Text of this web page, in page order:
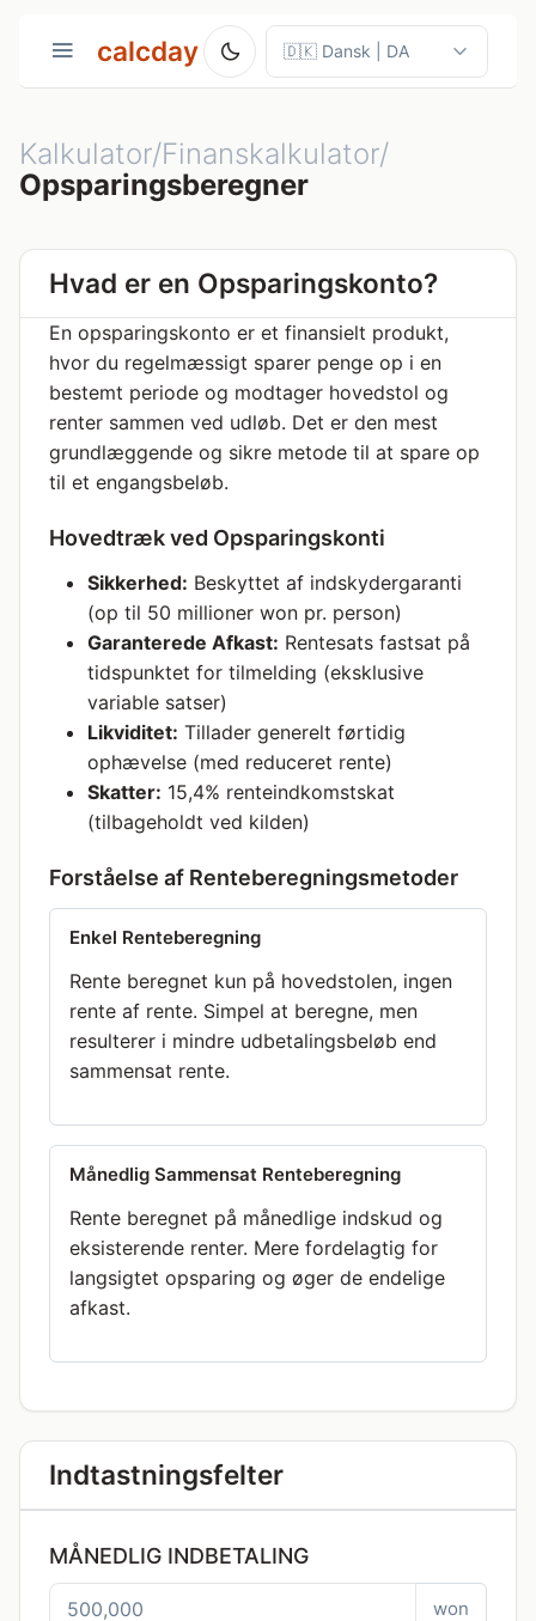
calcday
Kalkulator/Finanskalkulator/
Opsparingsberegner
Hvad er en Opsparingskonto?
En opsparingskonto er et finansielt produkt,
hvor du regelmæssigt sparer penge op i en
bestemt periode og modtager hovedstol og
renter sammen ved udløb. Det er den mest
grundlæggende og sikre metode til at spare op
til et engangsbeløb.
Hovedtræk ved Opsparingskonti
Sikkerhed: Beskyttet af indskydergaranti
(op til 50 millioner won pr. person)
Garanterede Afkast: Rentesats fastsat på
tidspunktet for tilmelding (eksklusive
variable satser)
Likviditet: Tillader generelt førtidig
ophævelse (med reduceret rente)
Skatter: 15,4% renteindkomstskat
(tilbageholdt ved kilden)
Forståelse af Renteberegningsmetoder
Enkel Renteberegning
Rente beregnet kun på hovedstolen, ingen
rente af rente. Simpel at beregne, men
resulterer i mindre udbetalingsbeløb end
sammensat rente.
Månedlig Sammensat Renteberegning
Rente beregnet på månedlige indskud og
eksisterende renter. Mere fordelagtig for
langsigtet opsparing og øger de endelige
afkast.
Indtastningsfelter
MÅNEDLIG INDBETALING
won